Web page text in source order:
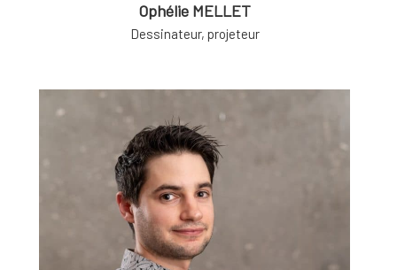
Ophélie MELLET
Dessinateur, projeteur